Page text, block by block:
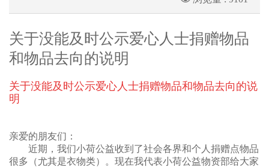
关于没能及时公示爱心人士捐赠物品
和物品去向的说明
关于没能及时公示爱心人士捐赠物品和物品去向的说
明
亲爱的朋友们：
近期，我们小荷公益收到了社会各界和个人捐赠点物品
很多（尤其是衣物类）。现在我代表小荷公益物资部给大家